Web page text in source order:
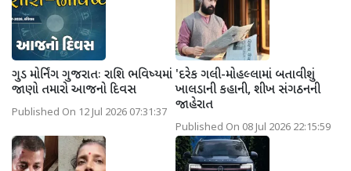
ગુડ મોર્નિંગ ગુજરાતઃ રાશિ ભવિષ્યમાં
જાણો તમારો આજનો દિવસ
Published On 12 Jul 2026 07:31:37
'દરેક ગલી-મોહલ્લામાં બતાવીશું
ખાલડાની કહાની, શીખ સંગઠનની
જાહેરાત
Published On 08 Jul 2026 22:15:59